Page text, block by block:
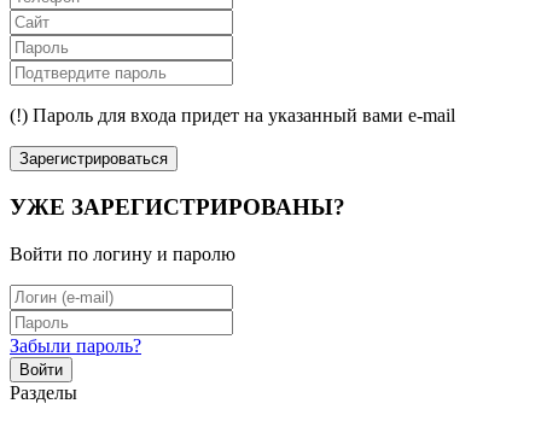
(!) Пароль для входа придет на указанный вами e-mail
Зарегистрироваться
УЖЕ ЗАРЕГИСТРИРОВАНЫ?
Войти по логину и паролю
Забыли пароль?
Войти
Разделы